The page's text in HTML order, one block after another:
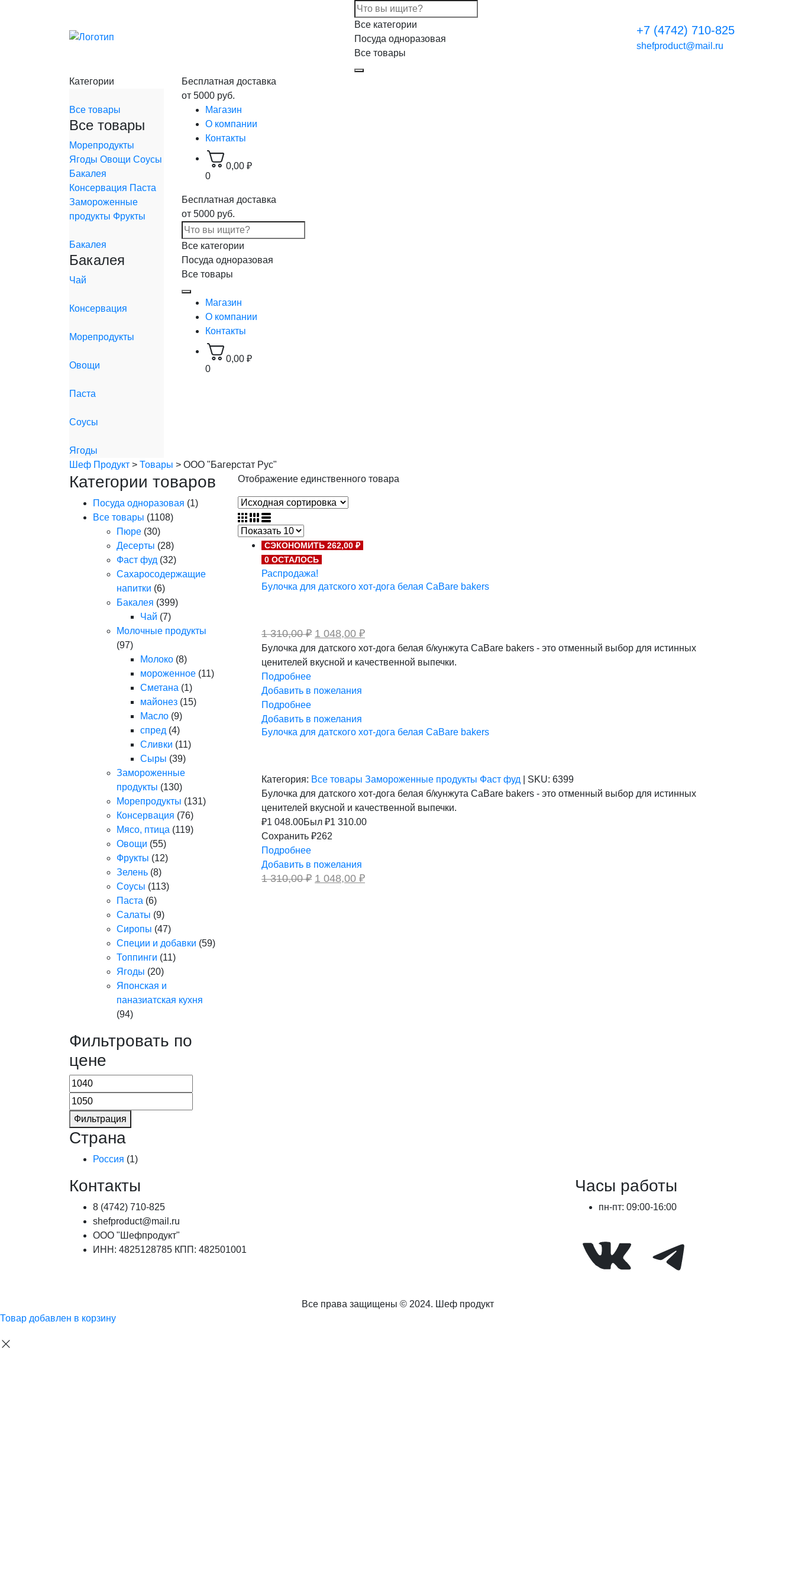
Все категории
Посуда одноразовая
Все товары
+7 (4742) 710-825
shefproduct@mail.ru
Категории
Все товары
Все товары
Морепродукты
Ягоды Овощи Соусы
Бакалея
Консервация Паста
Замороженные
продукты Фрукты
Бакалея
Бакалея
Чай
Консервация
Морепродукты
Овощи
Паста
Соусы
Ягоды
Бесплатная доставка
от 5000 руб.
Магазин
О компании
Контакты
0
0,00 ₽
Бесплатная доставка
от 5000 руб.
Все категории
Посуда одноразовая
Все товары
Магазин
О компании
Контакты
0
0,00 ₽
Шеф Продукт > Товары > ООО "Багерстат Рус"
Категории товаров
Посуда одноразовая (1)
Все товары (1108)
Пюре (30)
Десерты (28)
Фаст фуд (32)
Сахаросодержащие
напитки (6)
Бакалея (399)
Чай (7)
Молочные продукты
(97)
Молоко (8)
мороженное (11)
Сметана (1)
майонез (15)
Масло (9)
спред (4)
Сливки (11)
Сыры (39)
Замороженные
продукты (130)
Морепродукты (131)
Консервация (76)
Мясо, птица (119)
Овощи (55)
Фрукты (12)
Зелень (8)
Соусы (113)
Паста (6)
Салаты (9)
Сиропы (47)
Специи и добавки (59)
Топпинги (11)
Ягоды (20)
Японская и
паназиатская кухня
(94)
Фильтровать по
цене
Фильтрация
Страна
Россия (1)
Отображение единственного товара
СЭКОНОМИТЬ 262,00 ₽
0 ОСТАЛОСЬ
Распродажа!
Булочка для датского хот-дога белая CaBare bakers
1 310,00₽ Первоначальная
составляла
1
1 048,00 ₽Текущая
1
048,00 ₽.
Булочка для датского хот-дога белая б/кунжута CaBare bakers - это отменный выбор для истинных
ценителей вкусной и качественной выпечки.
Подробнее
Добавить в пожелания
Подробнее
Добавить в пожелания
Булочка для датского хот-дога белая CaBare bakers
Категория: Все товары Замороженные продукты Фаст фуд SKU: 6399
Булочка для датского хот-дога белая б/кунжута CaBare bakers - это отменный выбор для истинных
ценителей вкусной и качественной выпечки.
₽1 048.00Был ₽1 310.00
Сохранить ₽262
Подробнее
Добавить в пожелания
1 310,00₽ Первоначальная
1 048,00 ₽Текущая
Контакты
8 (4742) 710-825
shefproduct@mail.ru
ООО "Шефпродукт"
ИНН: 4825128785 КПП: 482501001
Часы работы
пн-пт: 09:00-16:00
ВКонтактеTelegram
Все права защищены © 2024. Шеф продукт
Товар добавлен в корзину